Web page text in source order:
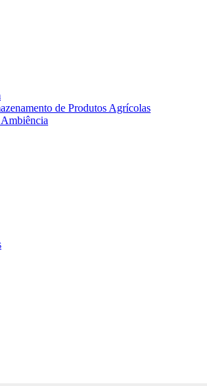
de Produtos Agrícolas